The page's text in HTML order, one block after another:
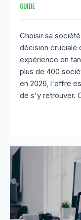
GUIDE
Choisir sa
décision cruciale
expérience en
plus de 400
en 2026, l'offre
de s'y retrouver.